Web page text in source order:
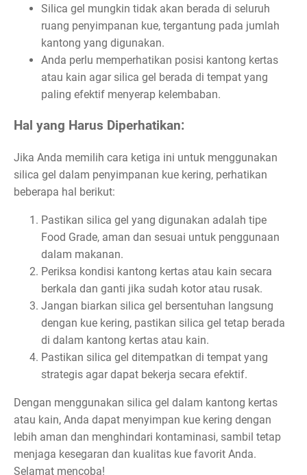
Silica gel mungkin tidak akan berada di seluruh
ruang penyimpanan kue, tergantung pada jumlah
kantong yang digunakan.
Anda perlu memperhatikan posisi kantong kertas
atau kain agar silica gel berada di tempat yang
paling efektif menyerap kelembaban.
Hal yang Harus Diperhatikan:
Jika Anda memilih cara ketiga ini untuk menggunakan
silica gel dalam penyimpanan kue kering, perhatikan
beberapa hal berikut:
Pastikan silica gel yang digunakan adalah tipe
Food Grade, aman dan sesuai untuk penggunaan
dalam makanan.
Periksa kondisi kantong kertas atau kain secara
berkala dan ganti jika sudah kotor atau rusak.
Jangan biarkan silica gel bersentuhan langsung
dengan kue kering, pastikan silica gel tetap berada
di dalam kantong kertas atau kain.
Pastikan silica gel ditempatkan di tempat yang
strategis agar dapat bekerja secara efektif.
Dengan menggunakan silica gel dalam kantong kertas
atau kain, Anda dapat menyimpan kue kering dengan
lebih aman dan menghindari kontaminasi, sambil tetap
menjaga kesegaran dan kualitas kue favorit Anda.
Selamat mencoba!